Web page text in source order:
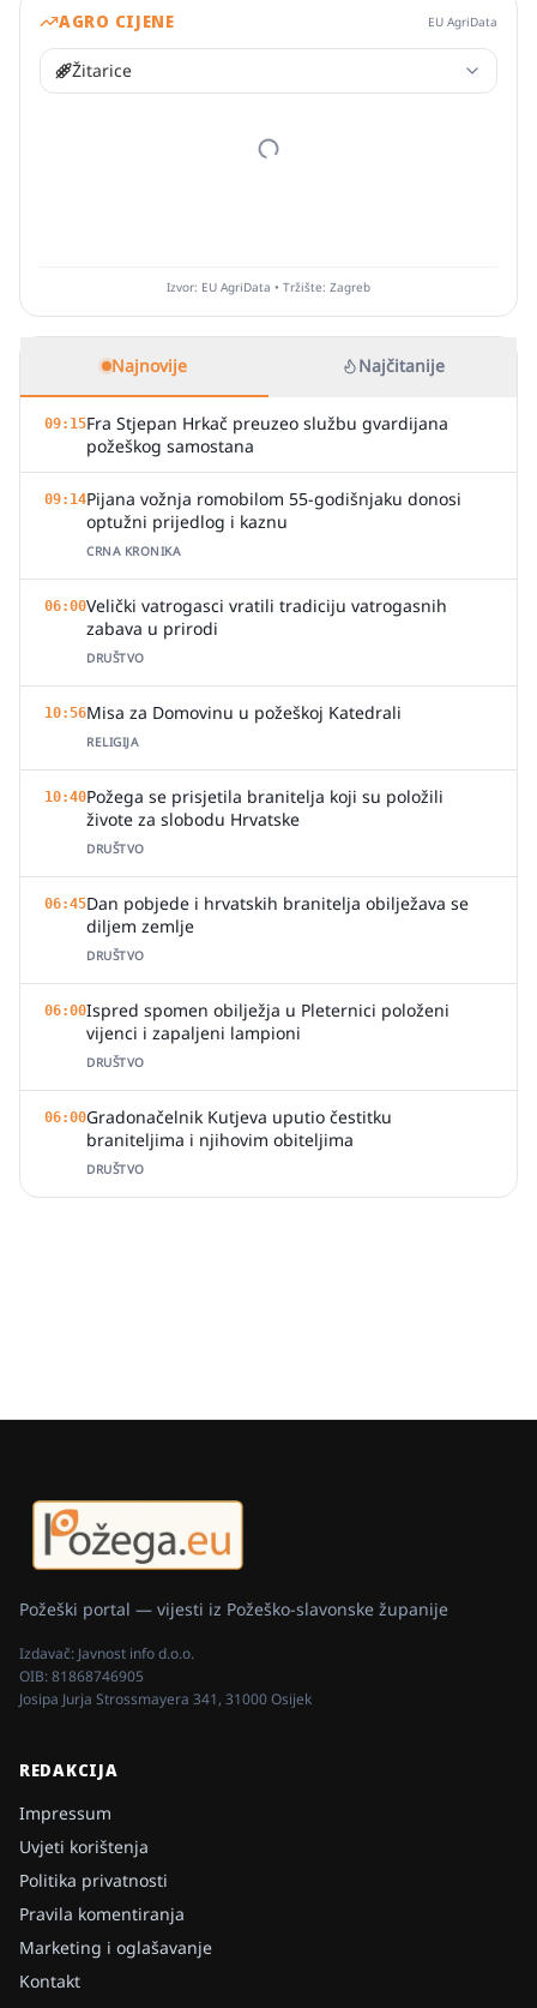
AGRO CIJENE EU AgriData
Žitarice
Izvor: EU AgriData • Tržište: Zagreb
Najnovije Najčitanije
09:15Fra Stjepan Hrkač preuzeo službu gvardijana
požeškog samostana
09:14Pijana vožnja romobilom 55-godišnjaku donosi
optužni prijedlog i kaznu
CRNA KRONIKA
06:00Velički vatrogasci vratili tradiciju vatrogasnih
zabava u prirodi
DRUŠTVO
10:56Misa za Domovinu u požeškoj Katedrali
RELIGIJA
10:40Požega se prisjetila branitelja koji su položili
živote za slobodu Hrvatske
DRUŠTVO
06:45Dan pobjede i hrvatskih branitelja obilježava se
diljem zemlje
DRUŠTVO
06:00Ispred spomen obilježja u Pleternici položeni
vijenci i zapaljeni lampioni
DRUŠTVO
06:00Gradonačelnik Kutjeva uputio čestitku
braniteljima i njihovim obiteljima
DRUŠTVO
Požeški portal — vijesti iz Požeško-slavonske županije
Izdavač: Javnost info d.o.o.
OIB:81868746905
Josipa Jurja Strossmayera 341, 31000 Osijek
REDAKCIJA
Impressum
Uvjeti korištenja
Politika privatnosti
Pravila komentiranja
Marketing i oglašavanje
Kontakt